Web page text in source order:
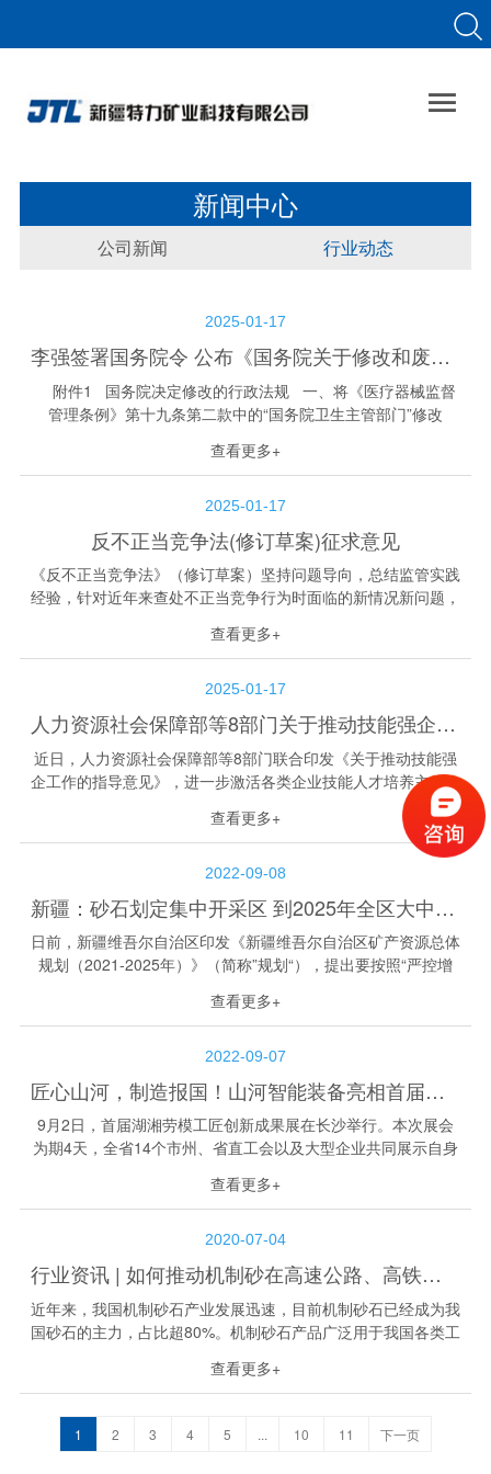

新闻中心
公司新闻 行业动态
2025-01-17
李强签署国务院令 公布《国务院关于修改和废止部分行政法规的决定》
附件1 国务院决定修改的行政法规 一、将《医疗器械监督
管理条例》第十九条第二款中的“国务院卫生主管部门”修改
百零三条中的“计...
查看更多+
2025-01-17
反不正当竞争法(修订草案)征求意见
《反不正当竞争法》（修订草案）坚持问题导向，总结监管实践
经验，针对近年来查处不正当竞争行为时面临的新情况新问题，
正当竞争行为相关规定、完善反不正...
查看更多+
2025-01-17
人力资源社会保障部等8部门关于推动技能强企工作的指导意见
近日，人力资源社会保障部等8部门联合印发《关于推动技能强
企工作的指导意见》，进一步激活各类企业技能人才培养主体作
用，促进职工增技、技能增收、企业增效。 人力资源社会保障
部等8部门关于推动技能强企工作的...
查看更多+
2022-09-08
新疆：砂石划定集中开采区 到2025年全区大中型矿山占比要达40%以上
日前，新疆维吾尔自治区印发《新疆维吾尔自治区矿产资源总体
规划（2021-2025年）》（简称”规划“），提出要按照“严控增
提高集约化、规模化开采...
查看更多+
2022-09-07
匠心山河，制造报国！山河智能装备亮相首届湖湘劳模工匠创新成果展
9月2日，首届湖湘劳模工匠创新成果展在长沙举行。本次展会
为期4天，全省14个市州、省直工会以及大型企业共同展示自身
山河智能一直致力于对知识型、技...
查看更多+
2020-07-04
行业资讯 | 如何推动机制砂在高速公路、高铁等领域的使用，保障机制砂石产品质量？
近年来，我国机制砂石产业发展迅速，目前机制砂石已经成为我
国砂石的主力，占比超80%。机制砂石产品广泛用于我国各类工
砂产品，且项目地点偏僻，砂石供...
查看更多+
1 2 3 4 5 ... 10 11 下一页